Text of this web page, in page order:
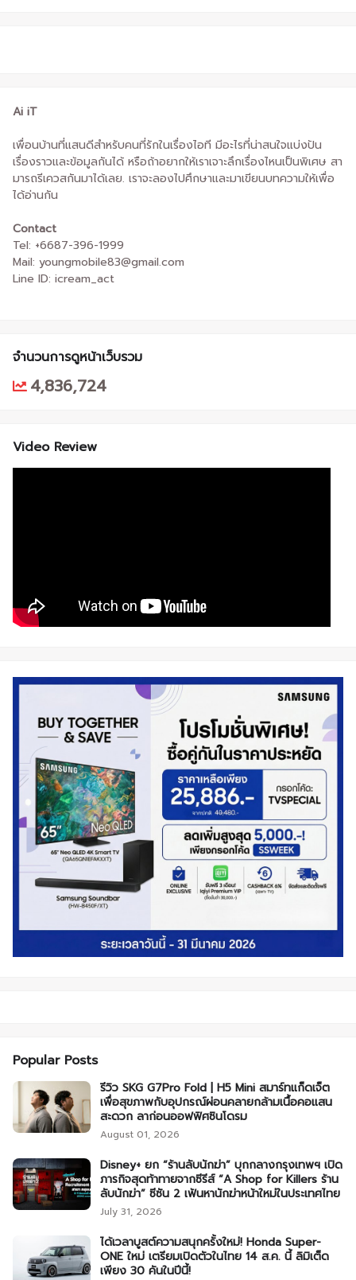
Ai iT
เพื่อนบ้านที่แสนดีสำหรับคนที่รักในเรื่องไอที มีอะไรที่น่าสนใจแบ่งปัน
เรื่องราวและข้อมูลกันได้ หรือถ้าอยากให้เราเจาะลึกเรื่องไหนเป็นพิเศษ สา
มารถรีเควสกันมาได้เลย. เราจะลองไปศึกษาและมาเขียนบทความให้เพื่อ
ได้อ่านกัน
Contact
Tel: +6687-396-1999
Mail: youngmobile83@gmail.com
Line ID: icream_act
จำนวนการดูหน้าเว็บรวม
4,836,724
Video Review
Popular Posts
รีวิว SKG G7Pro Fold | H5 Mini สมาร์ทแก็ดเจ็ต
เพื่อสุขภาพกับอุปกรณ์ผ่อนคลายกล้ามเนื้อคอแสน
สะดวก ลาก่อนออฟฟิศซินโดรม
August 01, 2026
Disney+ ยก “ร้านลับนักฆ่า” บุกกลางกรุงเทพฯ เปิด
ภารกิจสุดท้าทายจากซีรีส์ “A Shop for Killers ร้าน
ลับนักฆ่า” ซีซัน 2 เฟ้นหานักฆ่าหน้าใหม่ในประเทศไทย
July 31, 2026
ได้เวลาบูสต์ความสนุกครั้งใหม่! Honda Super-
ONE ใหม่ เตรียมเปิดตัวในไทย 14 ส.ค. นี้ ลิมิเต็ด
เพียง 30 คันในปีนี้!